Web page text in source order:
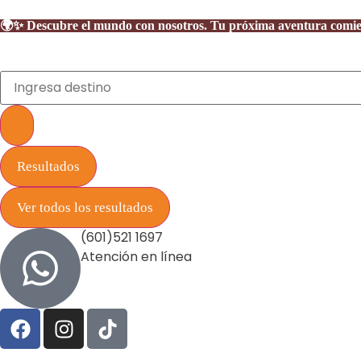
🌍✨ Descubre el mundo con nosotros. Tu próxima aventura
Resultados
Ver todos los resultados
(601)521 1697
Atención en línea